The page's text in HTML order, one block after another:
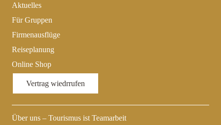
Aktuelles
Für Gruppen
Firmenausflüge
Reiseplanung
Online Shop
Vertrag wiedrrufen
Über uns – Tourismus ist Teamarbeit